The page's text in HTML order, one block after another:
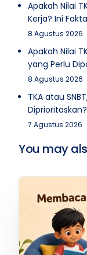
Apakah Nilai
Kerja? Ini
8 Agustus 2026
Apakah Nilai
yang Perlu
8 Agustus 2026
TKA atau
Diprioritaskan?
7 Agustus 2026
You may